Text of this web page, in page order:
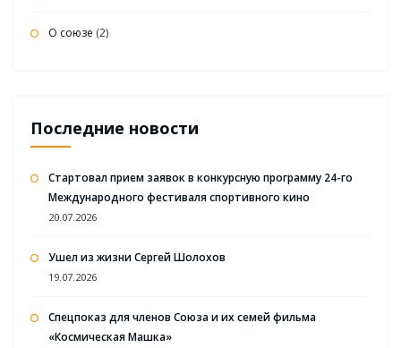
О союзе (2)
Последние новости
Стартовал прием заявок в конкурсную программу 24-го
Международного фестиваля спортивного кино
20.07.2026
Ушел из жизни Сергей Шолохов
19.07.2026
Спецпоказ для членов Союза и их семей фильма
«Космическая Машка»